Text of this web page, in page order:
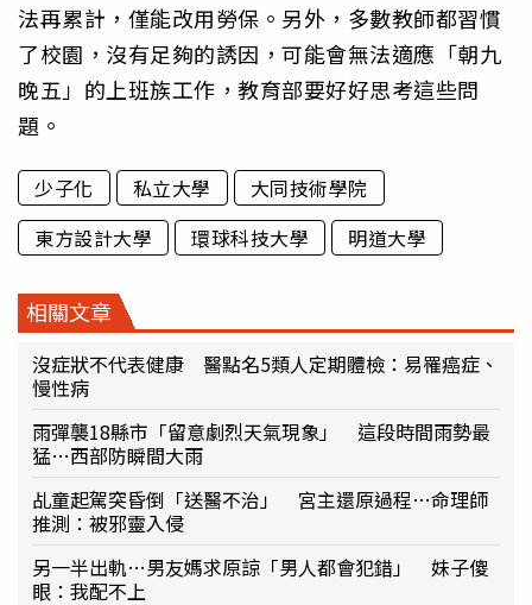
法再累計，僅能改用勞保。另外，多數教師都習慣
了校園，沒有足夠的誘因，可能會無法適應「朝九
晚五」的上班族工作，教育部要好好思考這些問
題。
少子化 私立大學
大同技術學院
東方設計大學
環球科技大學 明道大學
相關文章
沒症狀不代表健康 醫點名5類人定期體檢：易罹癌症、
慢性病
雨彈襲18縣市「留意劇烈天氣現象」 這段時間雨勢最
猛…西部防瞬間大雨
乩童起駕突昏倒「送醫不治」 宮主還原過程…命理師
推測：被邪靈入侵
另一半出軌…男友媽求原諒「男人都會犯錯」 妹子傻
眼：我配不上